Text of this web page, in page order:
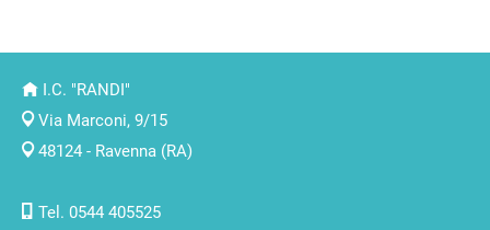
I.C. "RANDI"
Via Marconi, 9/15
48124 - Ravenna (RA)
Tel. 0544 405525